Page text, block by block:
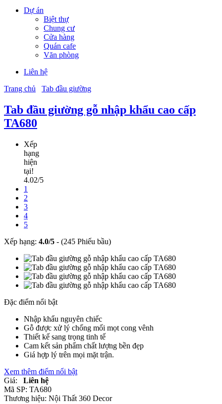
Dự án
Biệt thự
Chung cư
Cửa hàng
Quán cafe
Văn phòng
Liên hệ
Trang chủ
Tab đầu giường
Tab đầu giường gỗ nhập khẩu cao cấp
TA680
Xếp
hạng
hiện
tại!
4.02/5
1
2
3
4
5
Xếp hạng: 4.0/5 - (245 Phiếu bầu)
Đặc điểm nổi bật
Nhập khẩu nguyên chiếc
Gỗ được xử lý chống mối mọt cong vênh
Thiết kế sang trọng tinh tế
Cam kết sản phẩm chất lượng bền đẹp
Giá hợp lý trên mọi mặt trận.
Xem thêm điểm nổi bật
Giá:
Liên hệ
Mã SP: TA680
Thương hiệu: Nội Thất 360 Decor